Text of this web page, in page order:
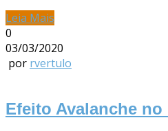
Leia Mais
0
03/03/2020
por rvertulo
Efeito Avalanche